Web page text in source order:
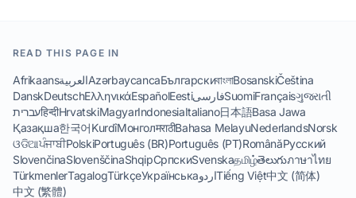
READ THIS PAGE IN
AfrikaansالعربيةAzərbaycancaБългарскиবাংলাBosanskiČeština
DanskDeutschΕλληνικάEspañolEestiفارسیSuomiFrançaisગુજરાતી
עבריתहिन्दीHrvatskiMagyarIndonesiaItaliano日本語Basa Jawa
Қазақша한국어KurdîМонголमराठीBahasa MelayuNederlandsNorsk
ଓଡିଆਪੰਜਾਬੀPolskiPortuguês (BR)Português (PT)RomânăРусский
SlovenčinaSlovenščinaShqipСрпскиSvenskaதமிழ்తెలుగుภาษาไทย
TürkmenlerTagalogTürkçeУкраїнськаاردوTiếng Việt中文 (简体)
中文 (繁體)